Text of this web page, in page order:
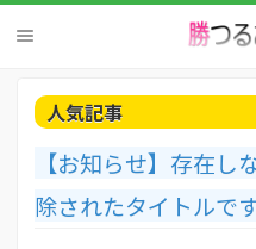
人気記事
【お知らせ】存在
除されたタイトルです